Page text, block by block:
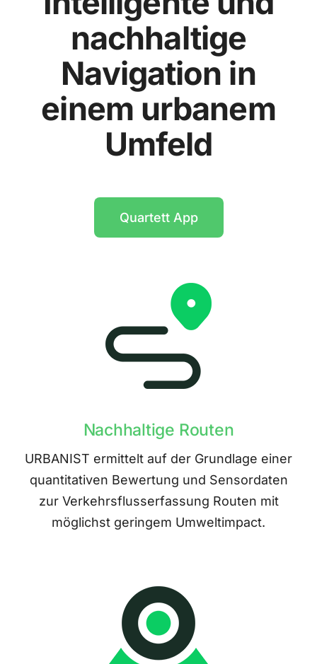
nachhaltige
Navigation in
einem urbanem
Umfeld
Quartett App
Nachhaltige Routen
URBANIST ermittelt auf der Grundlage einer
quantitativen Bewertung und Sensordaten
zur Verkehrsflusserfassung Routen mit
möglichst geringem Umweltimpact.